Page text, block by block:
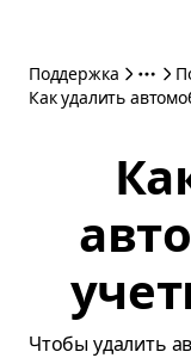
Поддержка
Как удалить
Чтобы удалить